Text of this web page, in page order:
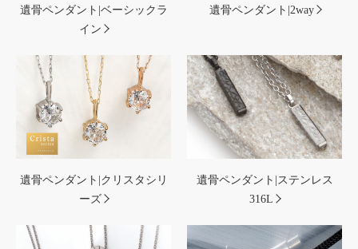
遺骨ペンダント|ベーシックラ
イン
遺骨ペンダント|2way
遺骨ペンダント|クリスタシリ
ーズ
遺骨ペンダント|ステンレス
316L